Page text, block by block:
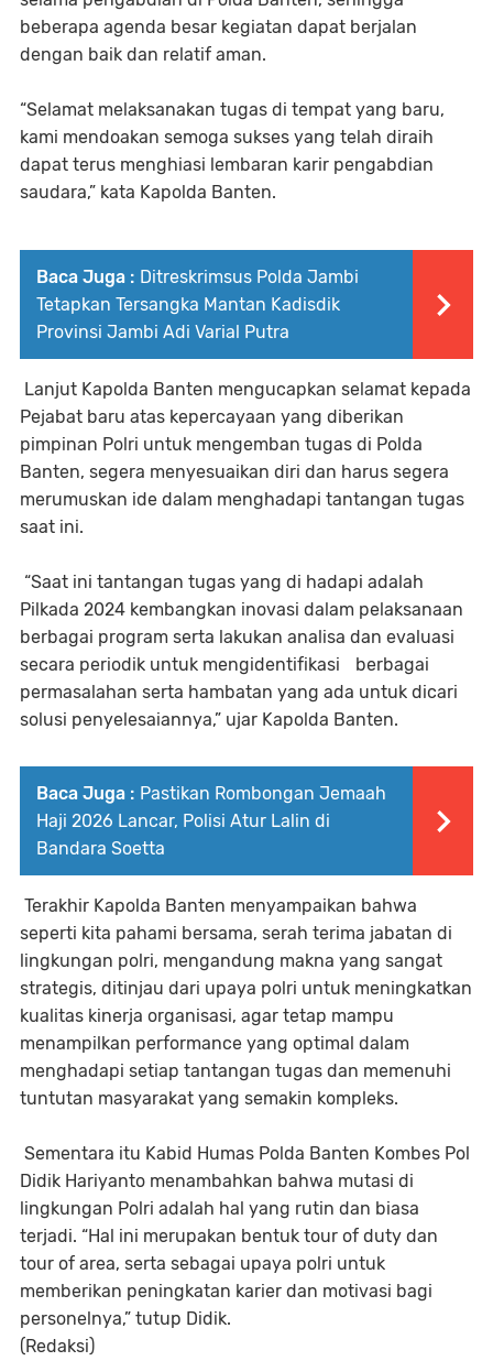
beberapa agenda besar kegiatan dapat berjalan
dengan baik dan relatif aman.
“Selamat melaksanakan tugas di tempat yang baru,
kami mendoakan semoga sukses yang telah diraih
dapat terus menghiasi lembaran karir pengabdian
saudara,” kata Kapolda Banten.
Baca Juga : Ditreskrimsus Polda Jambi
Tetapkan Tersangka Mantan Kadisdik
Provinsi Jambi Adi Varial Putra
Lanjut Kapolda Banten mengucapkan selamat kepada
Pejabat baru atas kepercayaan yang diberikan
pimpinan Polri untuk mengemban tugas di Polda
Banten, segera menyesuaikan diri dan harus segera
merumuskan ide dalam menghadapi tantangan tugas
saat ini.
“Saat ini tantangan tugas yang di hadapi adalah
Pilkada 2024 kembangkan inovasi dalam pelaksanaan
berbagai program serta lakukan analisa dan evaluasi
secara periodik untuk mengidentifikasi berbagai
permasalahan serta hambatan yang ada untuk dicari
solusi penyelesaiannya,” ujar Kapolda Banten.
Baca Juga : Pastikan Rombongan Jemaah
Haji 2026 Lancar, Polisi Atur Lalin di
Bandara Soetta
Terakhir Kapolda Banten menyampaikan bahwa
seperti kita pahami bersama, serah terima jabatan di
lingkungan polri, mengandung makna yang sangat
strategis, ditinjau dari upaya polri untuk meningkatkan
kualitas kinerja organisasi, agar tetap mampu
menampilkan performance yang optimal dalam
menghadapi setiap tantangan tugas dan memenuhi
tuntutan masyarakat yang semakin kompleks.
Sementara itu Kabid Humas Polda Banten Kombes Pol
Didik Hariyanto menambahkan bahwa mutasi di
lingkungan Polri adalah hal yang rutin dan biasa
terjadi. “Hal ini merupakan bentuk tour of duty dan
tour of area, serta sebagai upaya polri untuk
memberikan peningkatan karier dan motivasi bagi
personelnya,” tutup Didik.
(Redaksi)